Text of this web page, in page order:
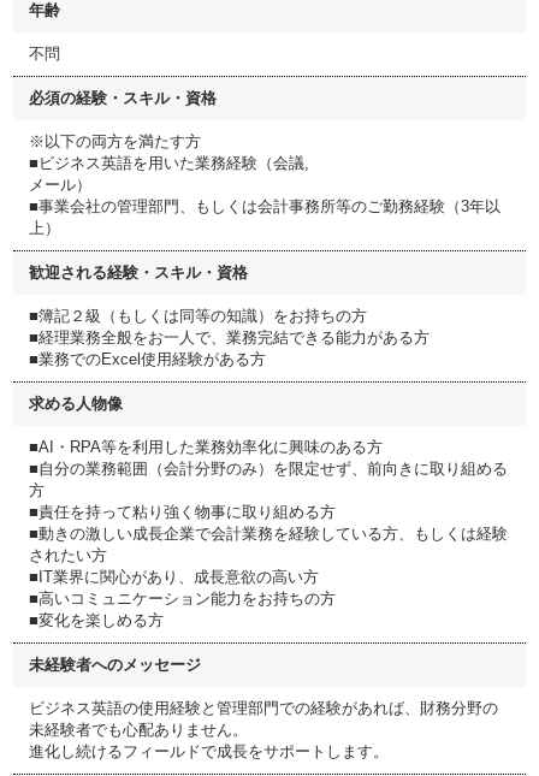
年齢
不問
必須の経験・スキル・資格
※以下の両方を満たす方
■ビジネス英語を用いた業務経験（会議,
メール）
■事業会社の管理部門、もしくは会計事務所等のご勤務経験（3年以
上）
歓迎される経験・スキル・資格
■簿記２級（もしくは同等の知識）をお持ちの方
■経理業務全般をお一人で、業務完結できる能力がある方
■業務でのExcel使用経験がある方
求める人物像
■AI・RPA等を利用した業務効率化に興味のある方
■自分の業務範囲（会計分野のみ）を限定せず、前向きに取り組める
方
■責任を持って粘り強く物事に取り組める方
■動きの激しい成長企業で会計業務を経験している方、もしくは経験
されたい方
■IT業界に関心があり、成長意欲の高い方
■高いコミュニケーション能力をお持ちの方
■変化を楽しめる方
未経験者へのメッセージ
ビジネス英語の使用経験と管理部門での経験があれば、財務分野の
未経験者でも心配ありません。
進化し続けるフィールドで成長をサポートします。